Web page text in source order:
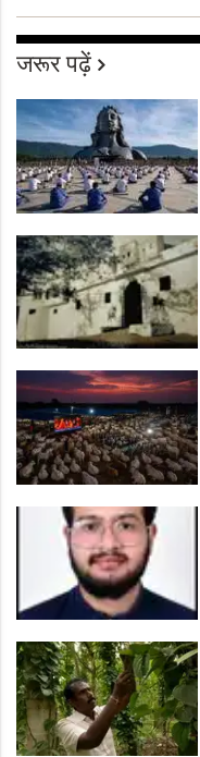
जरूर पढ़ें